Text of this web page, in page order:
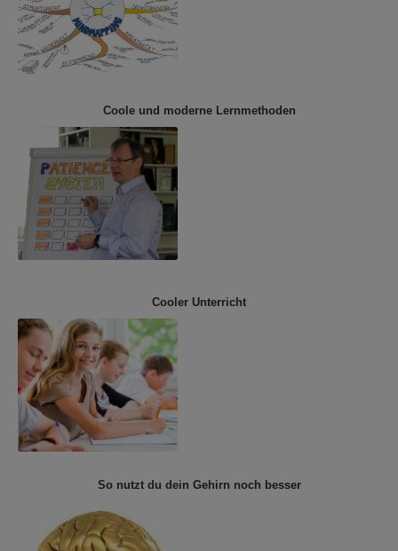
Coole und moderne Lernmethoden
Cooler Unterricht
So nutzt du dein Gehirn noch besser